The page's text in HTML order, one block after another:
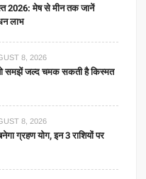
2026: मेष से मीन तक जानें
लाभ
8, 2026
समझें जल्द चमक सकती है किस्मत
8, 2026
ग्रहण योग, इन 3 राशियों पर